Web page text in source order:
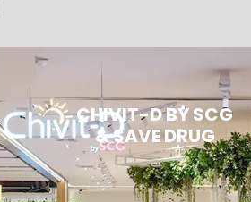
CHIVIT-D BY SCG
& SAVE DRUG